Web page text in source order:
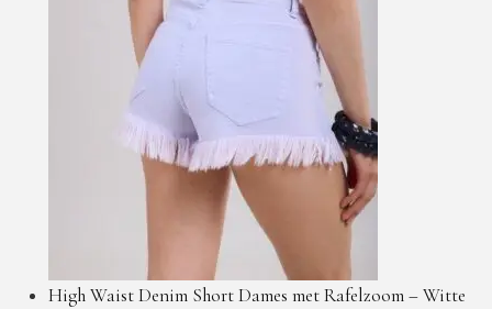
High Waist Denim Short Dames met Rafelzoom – Witte